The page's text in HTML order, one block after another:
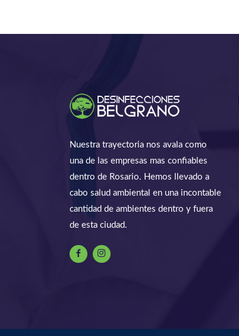
Nuestra trayectoria nos avala como
una de las empresas mas confiables
dentro de Rosario. Hemos llevado a
cabo salud ambiental en una incontable
cantidad de ambientes dentro y fuera
de esta ciudad.